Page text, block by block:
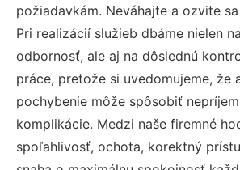
požiadavkám. Neváhajte a ozvite
Pri realizácií služieb dbáme nielen
odbornosť, ale aj na dôslednú
práce, pretože si uvedomujeme, že
pochybenie môže spôsobiť
komplikácie. Medzi naše firemné
spoľahlivosť, ochota, korektný